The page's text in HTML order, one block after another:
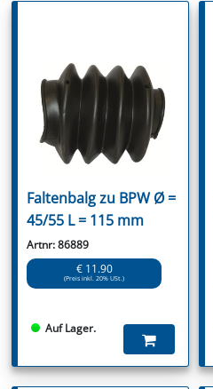
Faltenbalg zu BPW Ø =
45/55 L = 115 mm
Artnr: 86889
€ 11.90
(Preis inkl. 20% USt.)
Auf Lager.